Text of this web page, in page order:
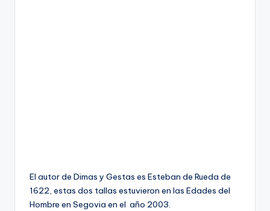
El autor de Dimas y Gestas es Esteban de Rueda de
1622, estas dos tallas estuvieron en las Edades del
Hombre en Segovia en el año 2003.